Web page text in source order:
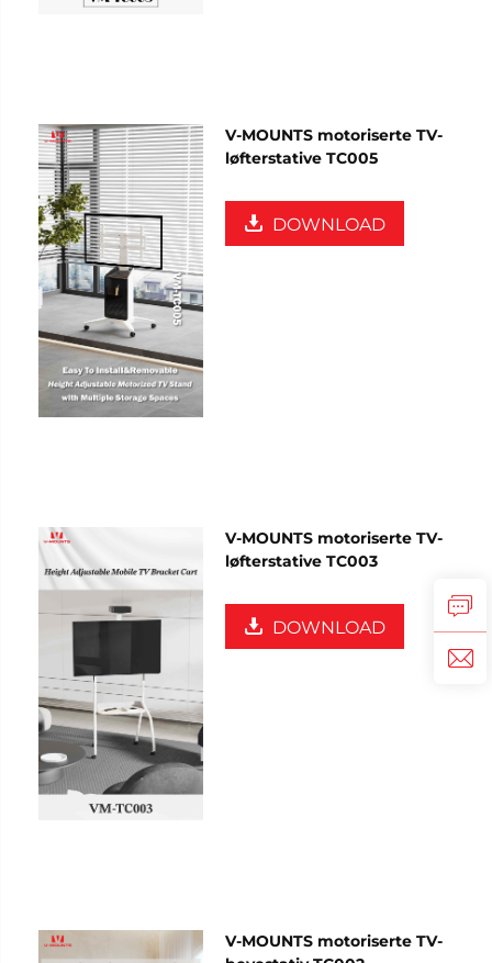
V-MOUNTS motoriserte TV-
løfterstative TC005
DOWNLOAD
V-MOUNTS motoriserte TV-
løfterstative TC003
DOWNLOAD
V-MOUNTS motoriserte TV-